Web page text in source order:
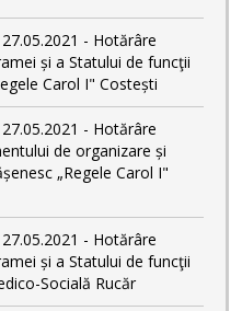
- Hotărâre
și a Statului de funcţii
Carol I" Costești
- Hotărâre
de organizare și
„Regele Carol I"
- Hotărâre
și a Statului de funcţii
Socială Rucăr